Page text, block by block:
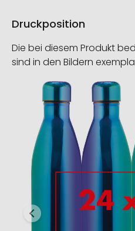
Druckposition
Die bei diesem Produkt
sind in den Bildern